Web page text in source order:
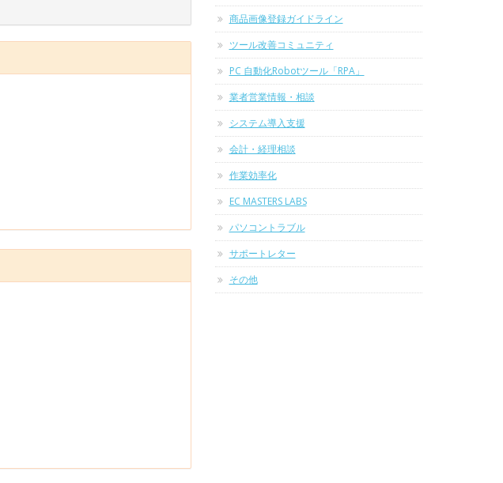
商品画像登録ガイドライン
ツール改善コミュニティ
PC 自動化Robotツール「RPA」
業者営業情報・相談
システム導入支援
会計・経理相談
作業効率化
EC MASTERS LABS
パソコントラブル
サポートレター
その他